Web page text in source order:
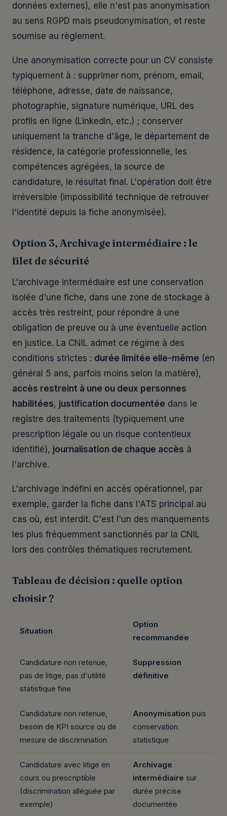
données externes), elle n'est pas anonymisation
au sens RGPD mais pseudonymisation, et reste
soumise au règlement.
Une anonymisation correcte pour un CV consiste
typiquement à : supprimer nom, prénom, email,
téléphone, adresse, date de naissance,
photographie, signature numérique, URL des
profils en ligne (LinkedIn, etc.) ; conserver
uniquement la tranche d'âge, le département de
résidence, la catégorie professionnelle, les
compétences agrégées, la source de
candidature, le résultat final. L'opération doit être
irréversible (impossibilité technique de retrouver
l'identité depuis la fiche anonymisée).
Option 3, Archivage intermédiaire : le
filet de sécurité
L'archivage intermédiaire est une conservation
isolée d'une fiche, dans une zone de stockage à
accès très restreint, pour répondre à une
obligation de preuve ou à une éventuelle action
en justice. La CNIL admet ce régime à des
conditions strictes : durée limitée elle-même (en
général 5 ans, parfois moins selon la matière),
accès restreint à une ou deux personnes
habilitées, justification documentée dans le
registre des traitements (typiquement une
prescription légale ou un risque contentieux
identifié), journalisation de chaque accès à
l'archive.
L'archivage indéfini en accès opérationnel, par
exemple, garder la fiche dans l'ATS principal au
cas où, est interdit. C'est l'un des manquements
les plus fréquemment sanctionnés par la CNIL
lors des contrôles thématiques recrutement.
Tableau de décision : quelle option
choisir ?
Situation
Option
recommandée
Candidature non retenue,
pas de litige, pas d'utilité
statistique fine
Suppression
définitive
Candidature non retenue,
besoin de KPI source ou de
mesure de discrimination
Anonymisation puis
conservation
statistique
Candidature avec litige en
cours ou prescriptible
(discrimination alléguée par
exemple)
Archivage
intermédiaire sur
durée précise
documentée